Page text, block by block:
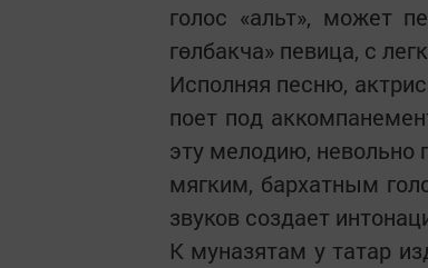
голос «альт», может
гөлбакча» певица, с
Исполняя песню,
поет под
эту мелодию, невольно
мягким, бархатным
звуков создает
К муназятам у татар